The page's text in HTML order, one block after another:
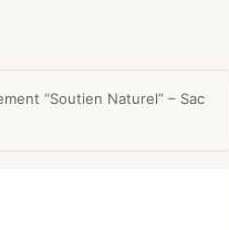
“Soutien Naturel” – Sac